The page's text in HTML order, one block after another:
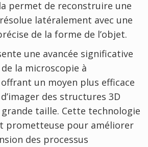
permet de reconstruire une
latéralement avec une
de la forme de l’objet.
une avancée significative
la microscopie à
un moyen plus efficace
des structures 3D
taille. Cette technologie
prometteuse pour améliorer
des processus